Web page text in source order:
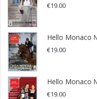
175-метровая
Acionna
€19.00
Hello Monaco
€19.00
Hello Monaco
€19.00